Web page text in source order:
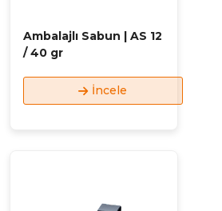
Ambalajlı Sabun | AS 12
/ 40 gr
İncele